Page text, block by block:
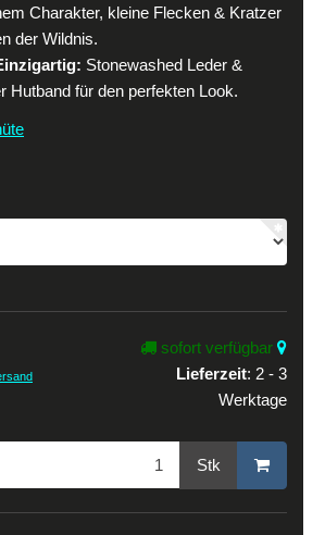
Charakter, kleine Flecken & Kratzer
der Wildnis.
Stonewashed Leder &
Hutband für den perfekten Look.
sofort verfügbar
Lieferzeit: 2 - 3
Werktage
Stk